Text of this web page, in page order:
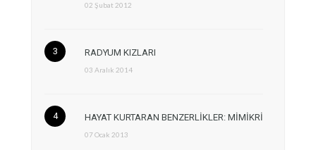
02 Şubat 2012
RADYUM KIZLARI
03 Aralık 2014
HAYAT KURTARAN BENZERLİKLER: MİMİKRİ
07 Ocak 2013